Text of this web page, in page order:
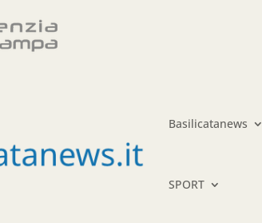
Basilicatanews
SPORT